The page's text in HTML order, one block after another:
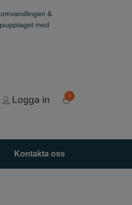
&
med
Logga in 0
Kontakta oss